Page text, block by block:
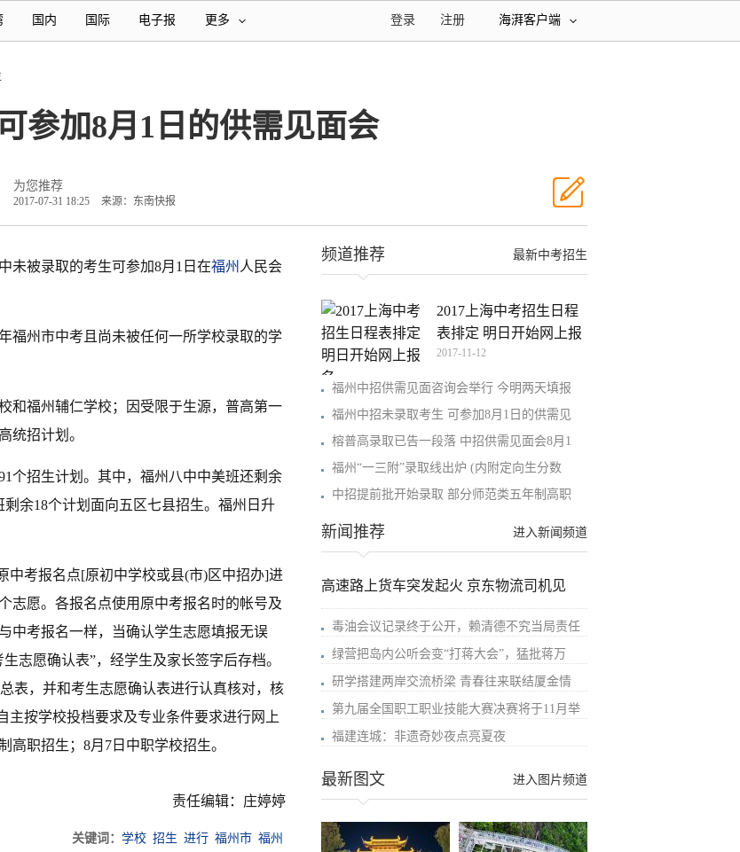
国内 国际 电子报 更多 海湃客户端
注册
登录
参加8月1日的供需见面会
为您推荐
2017-07-31 18:25 来源：东南快报
未被录取的考生可参加8月1日在福州 人民会
福州市中考且尚未被任何一所学校录取的学
和福州辅仁学校；因受限于生源，普高第一
统招计划。
个招生计划。其中，福州八中中美班还剩余
余18个计划面向五区七县招生。福州日升
中考报名点[原初中学校或县(市)区中招办]进
志愿。各报名点使用原中考报名时的帐号及
中考报名一样，当确认学生志愿填报无误
志愿确认表”，经学生及家长签字后存档。
表，并和考生志愿确认表进行认真核对，核
主按学校投档要求及专业条件要求进行网上
高职招生；8月7日中职学校招生。
责任编辑：庄婷婷
关键词： 学校 招生 进行 福州市 福州
最新中考招生
频道推荐
2017上海中考招生日程
表排定 明日开始网上报
2017-11-12
福州中招供需见面咨询会举行 今明两天填报
福州中招未录取考生 可参加8月1日的供需见
榕普高录取已告一段落 中招供需见面会8月1
福州“一三附”录取线出炉 (内附定向生分数
中招提前批开始录取 部分师范类五年制高职
进入新闻频道
新闻推荐
高速路上货车突发起火 京东物流司机见
毒油会议记录终于公开，赖清德不究当局责任
绿营把岛内公听会变“打蒋大会”，猛批蒋万
研学搭建两岸交流桥梁 青春往来联结厦金情
第九届全国职工职业技能大赛决赛将于11月举
福建连城：非遗奇妙夜点亮夏夜
进入图片频道
最新图文